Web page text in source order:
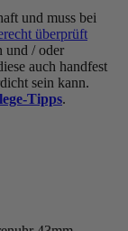
und muss bei
überprüft
und / oder
auch handfest
sein kann.
Tipps.